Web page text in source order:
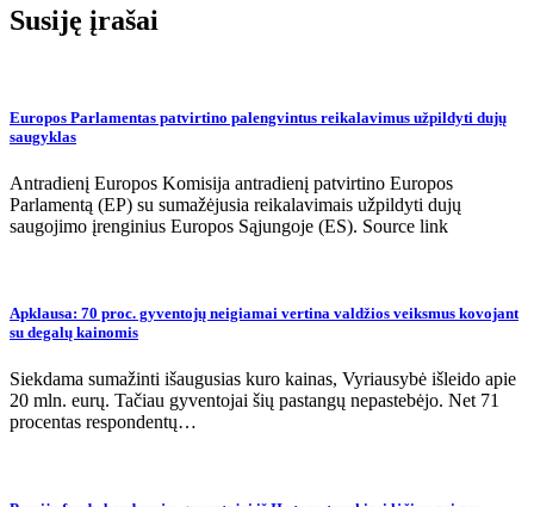
Susiję įrašai
Europos Parlamentas patvirtino palengvintus reikalavimus užpildyti dujų
saugyklas
Antradienį Europos Komisija antradienį patvirtino Europos
Parlamentą (EP) su sumažėjusia reikalavimais užpildyti dujų
saugojimo įrenginius Europos Sąjungoje (ES). Source link
Apklausa: 70 proc. gyventojų neigiamai vertina valdžios veiksmus kovojant
su degalų kainomis
Siekdama sumažinti išaugusias kuro kainas, Vyriausybė išleido apie
20 mln. eurų. Tačiau gyventojai šių pastangų nepastebėjo. Net 71
procentas respondentų…